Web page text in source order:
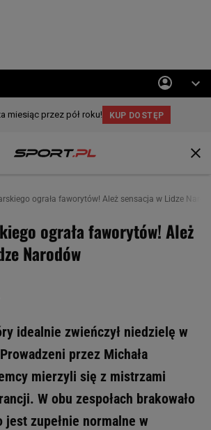
ograła faworytów! Ależ sensacja w Lidze
ograła faworytów! Ależ
Narodów
idealnie zwieńczył niedzielę w
przez Michała
mierzyli się z mistrzami
W obu zespołach brakowało
jest zupełnie normalne w